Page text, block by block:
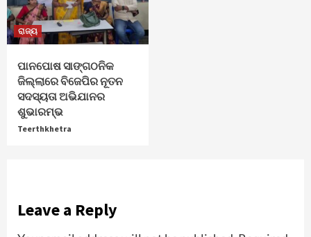
ରାଜ୍ୟ
ପାନପୋଷ ସାଙ୍ଗଠନିକ
ଜିଲ୍ଲାରେ ବିଜେପିର ନୂତନ
ସଦସ୍ୟତା ଅଭିଯାନର
ଶୁଭାରମ୍ଭ
Teerthkhetra
Leave a Reply